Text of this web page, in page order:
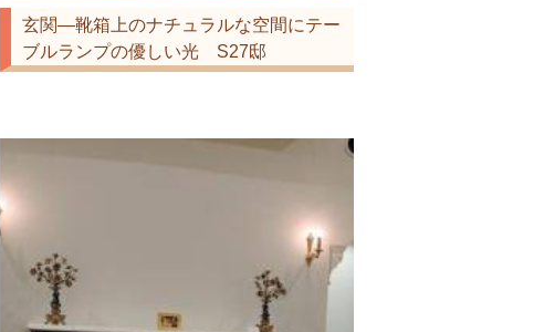
玄関―靴箱上のナチュラルな空間にテー
ブルランプの優しい光 S27邸